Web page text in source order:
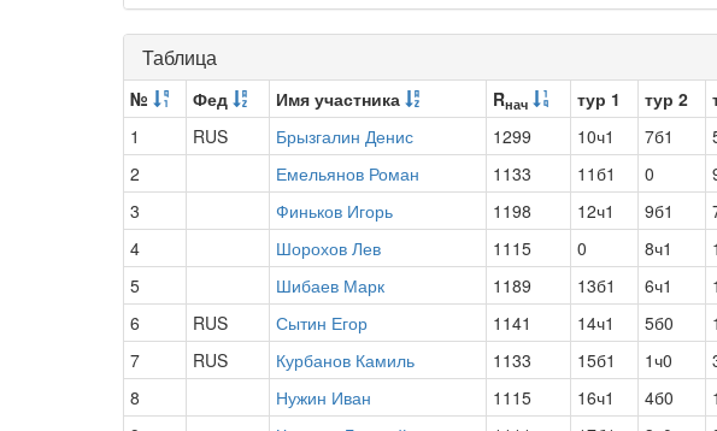
Таблица
№ Фед Имя участника Rнач тур 1 тур 2
1
RUS Брызгалин Денис 1299 10ч1 7б1
2
Емельянов Роман 1133 11б1 0
3
Финьков Игорь 1198 12ч1 9б1
4
Шорохов Лев 1115 0 8ч1
5
Шибаев Марк 1189 13б1 6ч1
6
RUS Сытин Егор 1141 14ч1 5б0
7
RUS Курбанов Камиль 1133 15б1 1ч0
8
Нужин Иван 1115 16ч1 4б0